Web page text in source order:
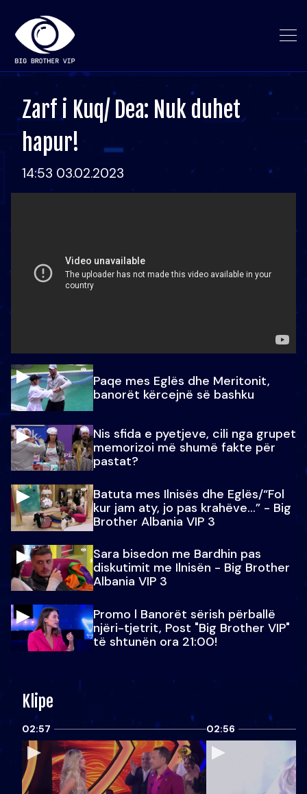
Zarf i Kuq/ Dea: Nuk duhet
hapur!
14:53 03.02.2023
Paqe mes Eglës dhe Meritonit,
banorët kërcejnë së bashku
Nis sfida e pyetjeve, cili nga grupet
memorizoi më shumë fakte për
pastat?
Batuta mes Ilnisës dhe Eglës/“Fol
kur jam aty, jo pas krahëve…” - Big
Brother Albania VIP 3
Sara bisedon me Bardhin pas
diskutimit me Ilnisën - Big Brother
Albania VIP 3
Promo l Banorët sërish përballë
njëri-tjetrit, Post "Big Brother VIP"
të shtunën ora 21:00!
Klipe
02:57 02:56